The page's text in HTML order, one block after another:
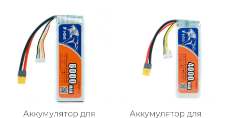
Аккумулятор для
Аккумулятор для